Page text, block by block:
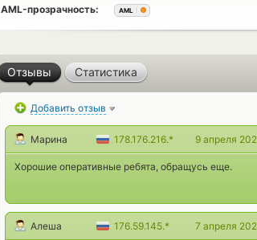
AML-прозрачность:
AML
Отзывы Статистика
Добавить отзыв
Марина 178.176.216.* 9 апреля
Хорошие оперативные ребята, обращусь еще.
Алеша 176.59.145.* 7 апреля